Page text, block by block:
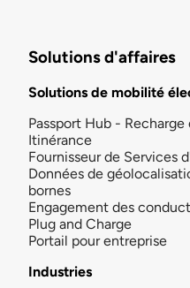
Solutions d'affaires
Solutions de mobilité
Passport Hub - Recharge
Itinérance
Fournisseur de Services
Données de
bornes
Engagement des
Plug and Charge
Portail pour entreprise
Industries